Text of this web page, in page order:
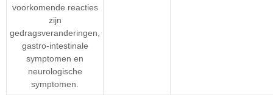
voorkomende reacties
zijn
gedragsveranderingen,
gastro-intestinale
symptomen en
neurologische
symptomen.